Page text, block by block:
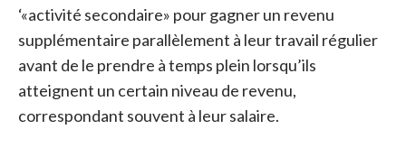
‘«activité secondaire» pour gagner un revenu
supplémentaire parallèlement à leur travail régulier
avant de le prendre à temps plein lorsqu’ils
atteignent un certain niveau de revenu,
correspondant souvent à leur salaire.